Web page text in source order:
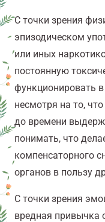
С точки зрения
эпизодическом
или иных
постоянную
функционировать
несмотря на то,
до времени
понимать, что
компенсаторного
органов в пользу
С точки зрения
вредная привычка